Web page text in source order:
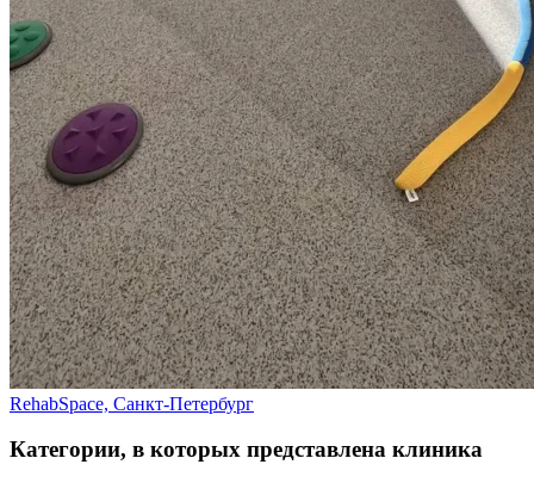
RehabSpace, Санкт-Петербург
Категории, в которых представлена клиника